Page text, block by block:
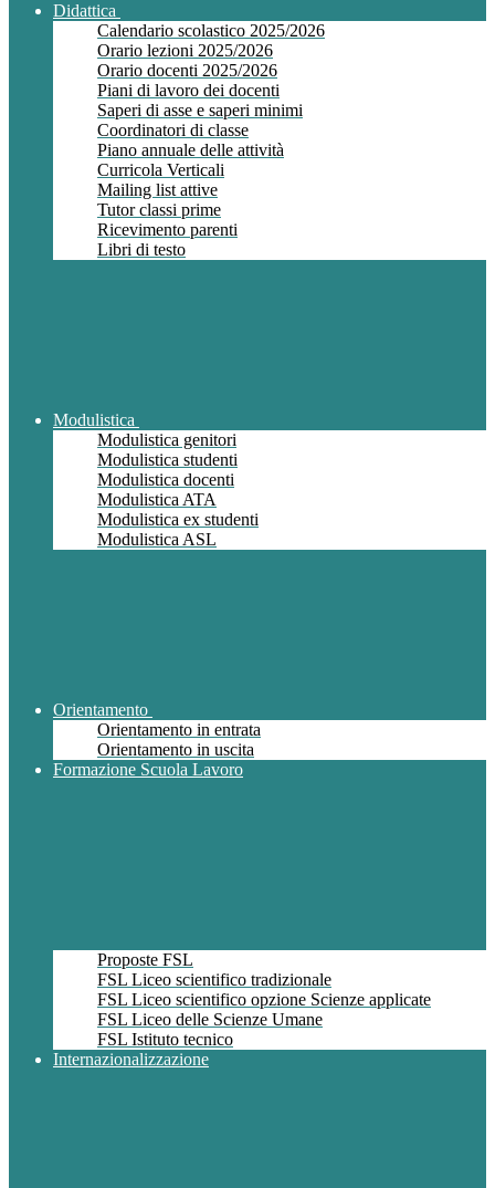
Didattica
Calendario scolastico 2025/2026
Orario lezioni 2025/2026
Orario docenti 2025/2026
Piani di lavoro dei docenti
Saperi di asse e saperi minimi
Coordinatori di classe
Piano annuale delle attività
Curricola Verticali
Mailing list attive
Tutor classi prime
Ricevimento parenti
Libri di testo
Modulistica
Modulistica genitori
Modulistica studenti
Modulistica docenti
Modulistica ATA
Modulistica ex studenti
Modulistica ASL
Orientamento
Orientamento in entrata
Orientamento in uscita
Formazione Scuola Lavoro
Proposte FSL
FSL Liceo scientifico tradizionale
FSL Liceo scientifico opzione Scienze applicate
FSL Liceo delle Scienze Umane
FSL Istituto tecnico
Internazionalizzazione